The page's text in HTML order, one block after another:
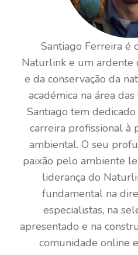
Santiago Ferreira é
Naturlink e um ardente
e da conservação da
académica na área
Santiago tem
carreira profissional à
ambiental. O seu
paixão pelo ambiente
liderança do
fundamental na
especialistas, na
apresentado e na
comunidade online